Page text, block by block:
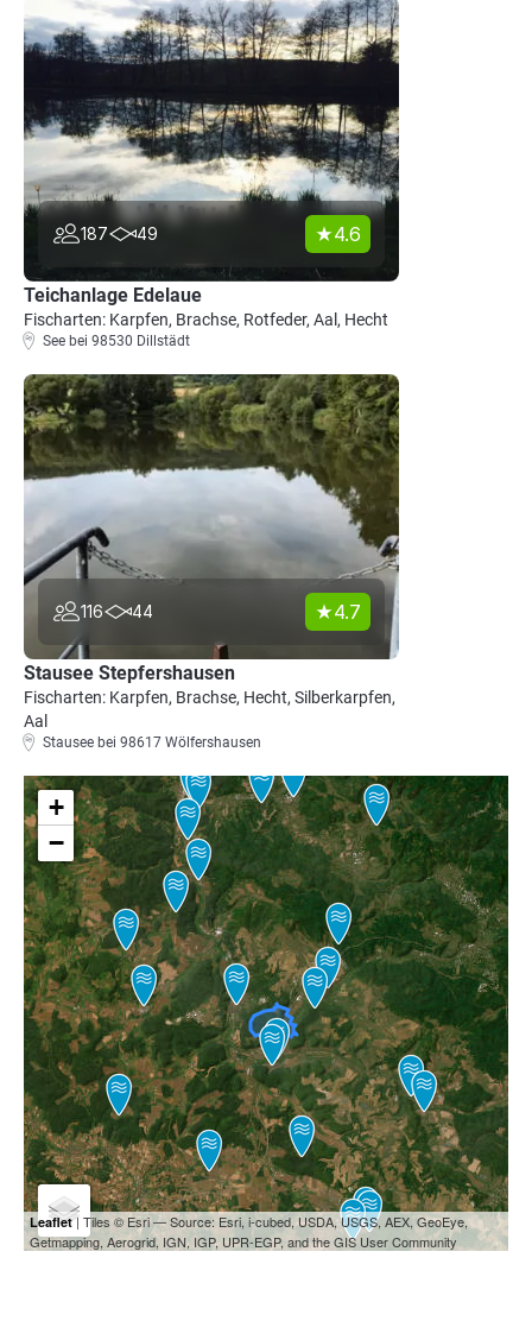
187 49 4.6
Teichanlage Edelaue
Fischarten: Karpfen, Brachse, Rotfeder, Aal, Hecht
See bei 98530 Dillstädt
116 44 4.7
Stausee Stepfershausen
Fischarten: Karpfen, Brachse, Hecht, Silberkarpfen,
Aal
Stausee bei 98617 Wölfershausen
+
−
Leaflet| Tiles © Esri — Source: Esri, i-cubed, USDA, USGS, AEX, GeoEye,
Getmapping, Aerogrid, IGN, IGP, UPR-EGP, and the GIS User Community